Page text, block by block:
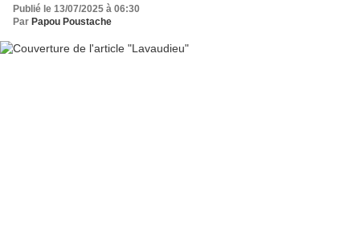
Publié le 13/07/2025 à 06:30
Par Papou Poustache